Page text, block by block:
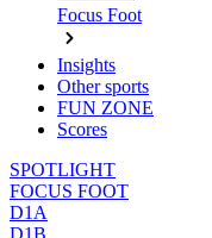
Focus Foot
Insights
Other sports
FUN ZONE
Scores
SPOTLIGHT
FOCUS FOOT
D1A
D1B